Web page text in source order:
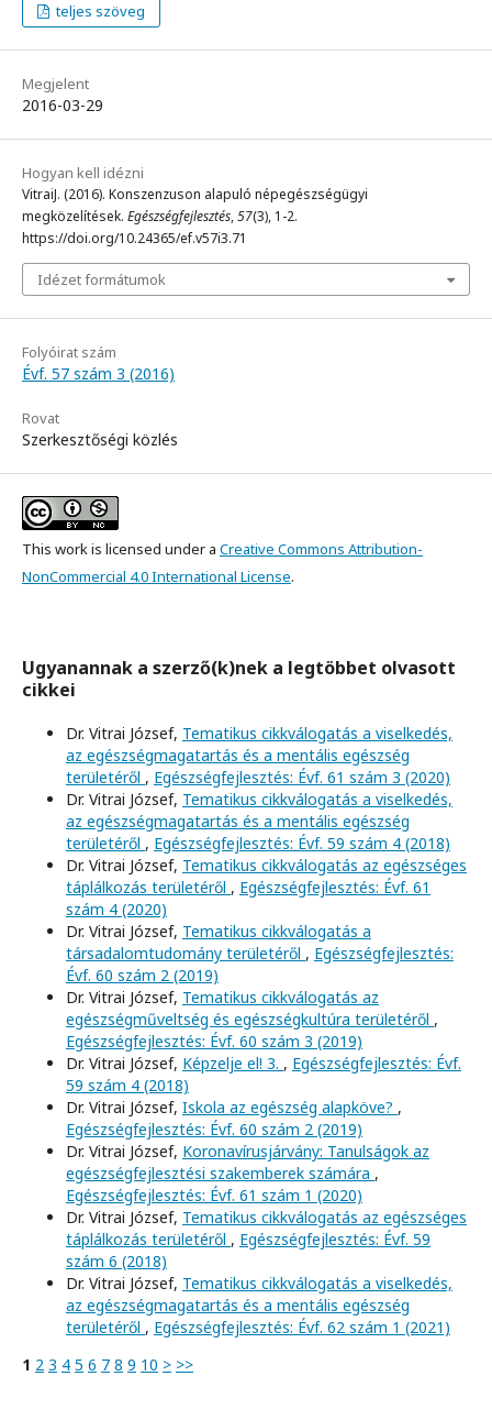
teljes szöveg
Megjelent
2016-03-29
Hogyan kell idézni
VitraiJ. (2016). Konszenzuson alapuló népegészségügyi
megközelítések. Egészségfejlesztés,57(3), 1-2.
https://doi.org/10.24365/ef.v57i3.71
Idézet formátumok
Folyóirat szám
Évf. 57 szám 3 (2016)
Rovat
Szerkesztőségi közlés
This work is licensed under a Creative Commons Attribution-
NonCommercial 4.0 International License.
Ugyanannak a szerző(k)nek a legtöbbet olvasott
cikkei
Dr. Vitrai József, Tematikus cikkválogatás a viselkedés,
az egészségmagatartás és a mentális egészség
területéről , Egészségfejlesztés: Évf. 61 szám 3 (2020)
Dr. Vitrai József, Tematikus cikkválogatás a viselkedés,
az egészségmagatartás és a mentális egészség
területéről , Egészségfejlesztés: Évf. 59 szám 4 (2018)
Dr. Vitrai József, Tematikus cikkválogatás az egészséges
táplálkozás területéről , Egészségfejlesztés: Évf. 61
szám 4 (2020)
Dr. Vitrai József, Tematikus cikkválogatás a
társadalomtudomány területéről , Egészségfejlesztés:
Évf. 60 szám 2 (2019)
Dr. Vitrai József, Tematikus cikkválogatás az
egészségműveltség és egészségkultúra területéről ,
Egészségfejlesztés: Évf. 60 szám 3 (2019)
Dr. Vitrai József, Képzelje el! 3. , Egészségfejlesztés: Évf.
59 szám 4 (2018)
Dr. Vitrai József, Iskola az egészség alapköve? ,
Egészségfejlesztés: Évf. 60 szám 2 (2019)
Dr. Vitrai József, Koronavírusjárvány: Tanulságok az
egészségfejlesztési szakemberek számára ,
Egészségfejlesztés: Évf. 61 szám 1 (2020)
Dr. Vitrai József, Tematikus cikkválogatás az egészséges
táplálkozás területéről , Egészségfejlesztés: Évf. 59
szám 6 (2018)
Dr. Vitrai József, Tematikus cikkválogatás a viselkedés,
az egészségmagatartás és a mentális egészség
területéről , Egészségfejlesztés: Évf. 62 szám 1 (2021)
1 2 3 4 5 6 7 8 9 10 > >>